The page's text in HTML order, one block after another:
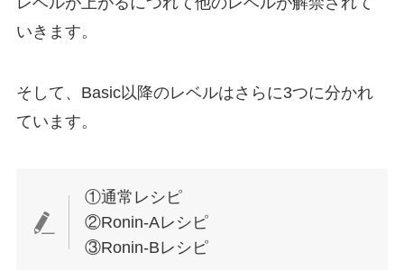
いきます。
そして、Basic以降のレベルはさらに3つに分かれ
ています。
①通常レシピ
②Ronin-Aレシピ
③Ronin-Bレシピ